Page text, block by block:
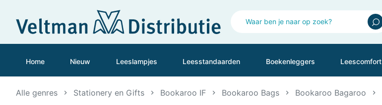
Home Nieuw Leeslampjes Leesstandaarden Boekenleggers Leescomfort
Alle genres Stationery en Gifts Bookaroo IF Bookaroo Bags Bookaroo Bagaroo